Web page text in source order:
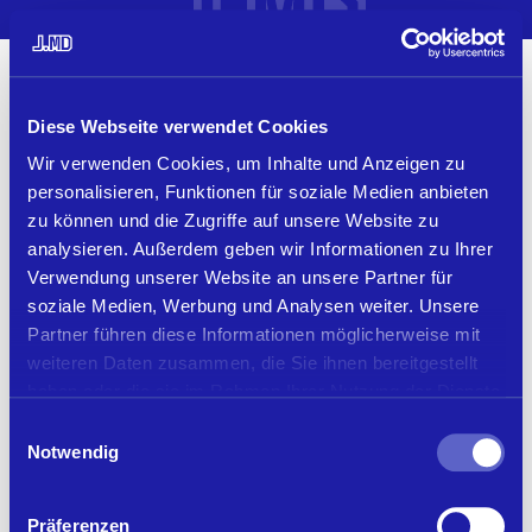
Diese Webseite verwendet Cookies
Wir verwenden Cookies, um Inhalte und Anzeigen zu
personalisieren, Funktionen für soziale Medien anbieten
zu können und die Zugriffe auf unsere Website zu
analysieren. Außerdem geben wir Informationen zu Ihrer
Verwendung unserer Website an unsere Partner für
soziale Medien, Werbung und Analysen weiter. Unsere
Partner führen diese Informationen möglicherweise mit
weiteren Daten zusammen, die Sie ihnen bereitgestellt
Notwendig
Präferenzen
MENU
(<–)